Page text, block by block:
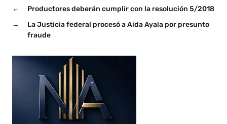
←
Productores deberán cumplir con la resolución 5/2018
→
La Justicia federal procesó a Aida Ayala por presunto
fraude